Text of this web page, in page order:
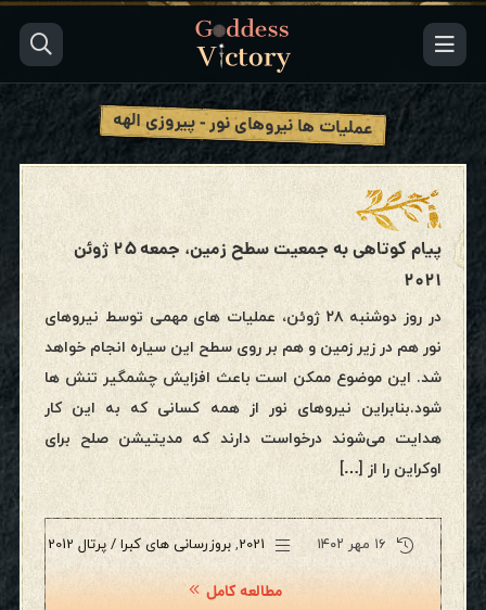
عملیات ها نیروهای نور - پیروزی الهه
پیام کوتاهی به جمعیت سطح زمین، جمعه ۲۵ ژوئن
۲۰۲۱
در روز دوشنبه ۲۸ ژوئن، عملیات های مهمی توسط نیروهای
نور هم در زیر زمین و هم بر روی سطح این سیاره انجام خواهد
شد‌‌. این موضوع ممکن است باعث افزایش چشمگیر تنش ها
شود.بنابراین نیروهای نور از همه کسانی که به این کار
هدایت می‌شوند درخواست دارند که مدیتیشن صلح برای
اوکراین را از […]
۱۶ مهر ۱۴۰۲ 2021
, بروزرسانی های کبرا / پرتال 2012
مطالعه کامل